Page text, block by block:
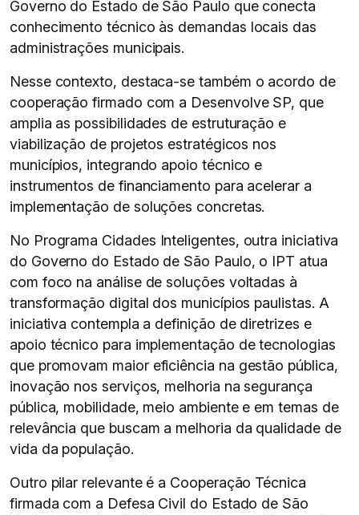
Governo do Estado de São Paulo que conecta
conhecimento técnico às demandas locais das
administrações municipais.
Nesse contexto, destaca-se também o acordo de
cooperação firmado com a Desenvolve SP, que
amplia as possibilidades de estruturação e
viabilização de projetos estratégicos nos
municípios, integrando apoio técnico e
instrumentos de financiamento para acelerar a
implementação de soluções concretas.
No Programa Cidades Inteligentes, outra iniciativa
do Governo do Estado de São Paulo, o IPT atua
com foco na análise de soluções voltadas à
transformação digital dos municípios paulistas. A
iniciativa contempla a definição de diretrizes e
apoio técnico para implementação de tecnologias
que promovam maior eficiência na gestão pública,
inovação nos serviços, melhoria na segurança
pública, mobilidade, meio ambiente e em temas de
relevância que buscam a melhoria da qualidade de
vida da população.
Outro pilar relevante é a Cooperação Técnica
firmada com a Defesa Civil do Estado de São